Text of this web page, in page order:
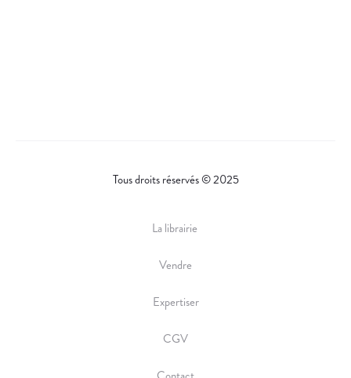
Tous droits réservés © 2025
La librairie
Vendre
Expertiser
CGV